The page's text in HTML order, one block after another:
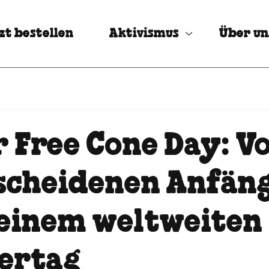
bestellen Aktivismus Über
Free Cone Day:
weltweiten